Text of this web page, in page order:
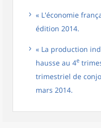
« L'économie
édition 2014.
« La production
hausse au 4e
trimestriel de
mars 2014.